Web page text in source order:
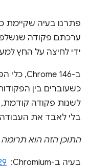
פתרנו בעיה שקיימת
ערכתם פקודה
ידי לחיצה על החץ
ב-Chrome 146, כלי הפיתוח
כשעוברים בין
לשנות פקודה
בלי לאבד את
התוכן הזה הוא
בעיה ב-Chromium: ‏